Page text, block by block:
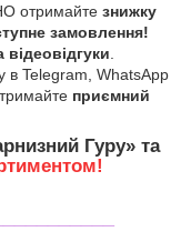
отримайте знижку
замовлення!
в Telegram, WhatsApp
приємний
Гуру» та